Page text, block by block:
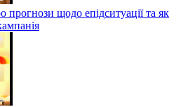
прогнози щодо епідситуації та як